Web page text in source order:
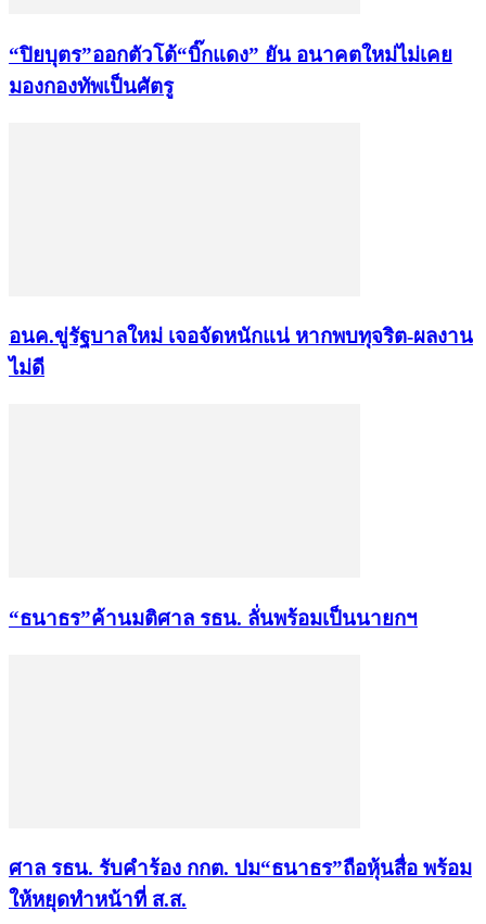
“ปิยบุตร”ออกตัวโต้“บิ๊กแดง” ยัน อนาคตใหม่ไม่เคย
มองกองทัพเป็นศัตรู
อนค.ขู่รัฐบาลใหม่ เจอจัดหนักแน่ หากพบทุจริต-ผลงาน
ไม่ดี
“ธนาธร”ค้านมติศาล รธน. ลั่นพร้อมเป็นนายกฯ
ศาล รธน. รับคำร้อง กกต. ปม“ธนาธร”ถือหุ้นสื่อ พร้อม
ให้หยุดทำหน้าที่ ส.ส.